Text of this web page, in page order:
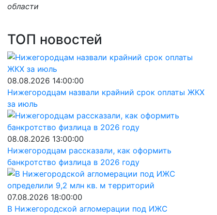
области
ТОП новостей
08.08.2026 14:00:00
Нижегородцам назвали крайний срок оплаты ЖКХ
за июль
08.08.2026 13:00:00
Нижегородцам рассказали, как оформить
банкротство физлица в 2026 году
07.08.2026 18:00:00
В Нижегородской агломерации под ИЖС